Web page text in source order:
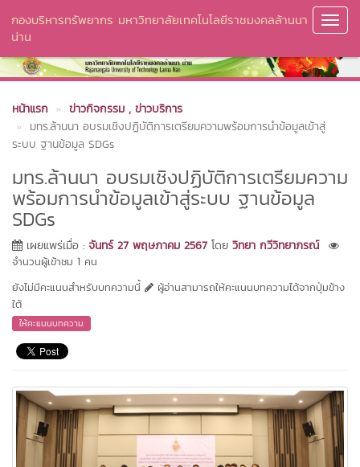
กองบริหารทรัพยากร มหาวิทยาลัยเทคโนโลยีราชมงคลล้านนา
น่าน
หน้าแรก ข่าวกิจกรรม , ข่าวบริการ
มทร.ล้านนา อบรมเชิงปฏิบัติการเตรียมความพร้อมการนำข้อมูลเข้าสู่
ระบบ ฐานข้อมูล SDGs
มทร.ล้านนา อบรมเชิงปฏิบัติการเตรียมความ
พร้อมการนำข้อมูลเข้าสู่ระบบ ฐานข้อมูล
SDGs
เผยแพร่เมื่อ : จันทร์ 27 พฤษภาคม 2567 โดย วิทยา กวีวิทยาภรณ์
จำนวนผู้เข้าชม 1 คน
ยังไม่มีคะแนนสำหรับบทความนี้
ผู้อ่านสามารถให้คะแนนบทความได้จากปุ่มข้าง
ใต้
ให้คะแนนบทความ